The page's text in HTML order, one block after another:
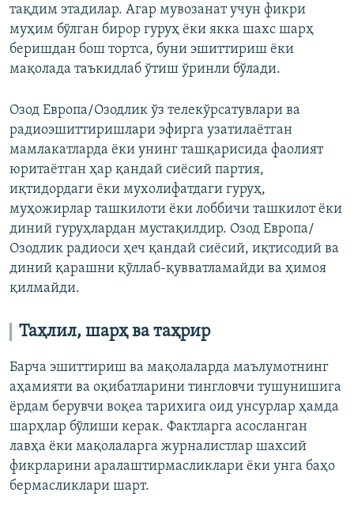
тақдим этадилар. Агар мувозанат учун фикри
муҳим бўлган бирор гуруҳ ёки якка шахс шарҳ
беришдан бош тортса, буни эшиттириш ёки
мақолада таъкидлаб ўтиш ўринли бўлади.
Озод Европа/Озодлик ўз телекўрсатувлари ва
радиоэшиттиришлари эфирга узатилаётган
мамлакатларда ёки унинг ташқарисида фаолият
юритаётган ҳар қандай сиёсий партия,
иқтидордаги ёки мухолифатдаги гуруҳ,
муҳожирлар ташкилоти ёки лоббичи ташкилот ёки
диний гуруҳлардан мустақилдир. Озод Европа/
Озодлик радиоси ҳеч қандай сиёсий, иқтисодий ва
диний қарашни қўллаб-қувватламайди ва ҳимоя
қилмайди.
Таҳлил, шарҳ ва таҳрир
Барча эшиттириш ва мақолаларда маълумотнинг
аҳамияти ва оқибатларини тингловчи тушунишига
ёрдам берувчи воқеа тарихига оид унсурлар ҳамда
шарҳлар бўлиши керак. Фактларга асосланган
лавҳа ёки мақолаларга журналистлар шахсий
фикрларини аралаштирмасликлари ёки унга баҳо
бермасликлари шарт.